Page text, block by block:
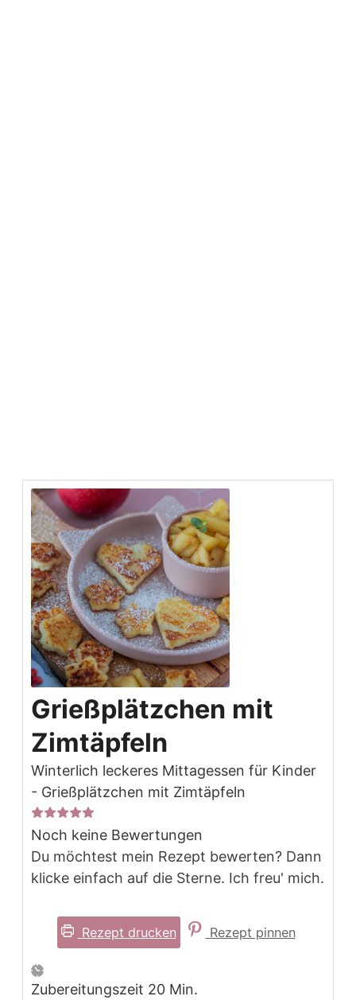
Grießplätzchen mit
Zimtäpfeln
Winterlich leckeres Mittagessen für Kinder
- Grießplätzchen mit Zimtäpfeln
Noch keine Bewertungen
Du möchtest mein Rezept bewerten? Dann
klicke einfach auf die Sterne. Ich freu' mich.
Rezept drucken Rezept pinnen
Zubereitungszeit 20Minuten
Min.